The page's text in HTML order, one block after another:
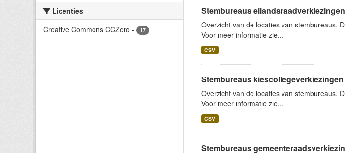
Licenties
Creative Commons CCZero - 17
Stembureaus
Overzicht van de locaties van stembureaus.
Voor meer informatie zie...
CSV
Stembureaus kiescollegeverkiezingen
Overzicht van de locaties van stembureaus.
Voor meer informatie zie...
CSV
Stembureaus